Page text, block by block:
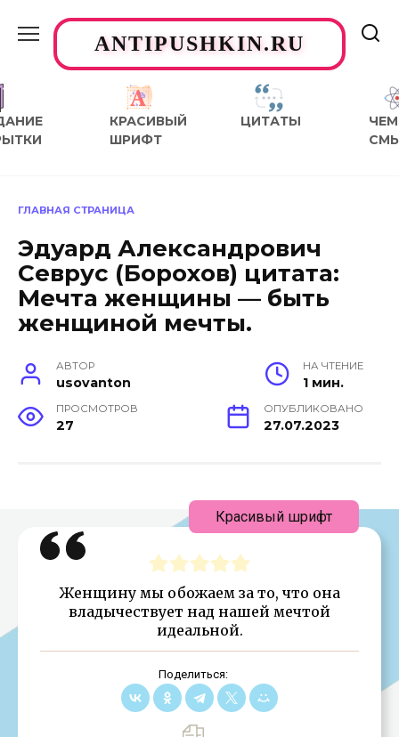
содержаниюANTIPUSHKIN.RU
КРАСИВЫЙ
ШРИФТ
ЦИТАТЫ
ЧЕМ
ГЛАВНАЯ СТРАНИЦА
Эдуард Александрович
Севрус (Борохов) цитата:
Мечта женщины — быть
женщиной мечты.
АВТОР
usovanton
НА ЧТЕНИЕ
1 мин.
ПРОСМОТРОВ
27
ОПУБЛИКОВАНО
27.07.2023
Женщину мы обожаем за то, что она
владычествует над нашей мечтой
идеальной.
Поделиться:
Красивый шрифт